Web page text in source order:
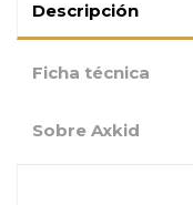
Descripción
Ficha técnica
Sobre Axkid